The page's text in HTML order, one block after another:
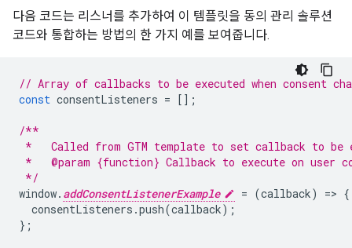
다음 코드는 리스너를 추가하여 이 템플릿을 동의 관리 솔루션
코드와 통합하는 방법의 한 가지 예를 보여줍니다.
// Array of callbacks to be executed when consent
const consentListeners = [];
/**
*   Called from GTM template to set callback to be
*   @param {function} Callback to execute on user
*/
window. addConsentListenerExample = (callback) => {
consentListeners .push(callback);
};